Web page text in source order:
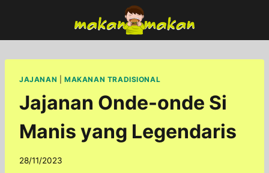
content
JAJANAN MAKANAN TRADISIONAL
Jajanan Onde-onde Si
Manis yang Legendaris
By
28/11/2023